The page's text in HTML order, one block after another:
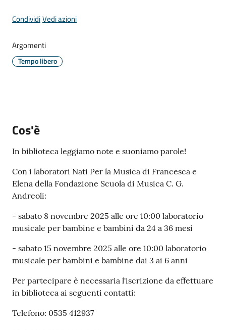
Periodico
Comune
Sportello
gli
argomenti...
Seguici
su
CondividiVedi azioni
Argomenti
Tempo libero
Cos'è
In biblioteca leggiamo note e suoniamo parole!
Con i laboratori Nati Per la Musica di Francesca e
Elena della Fondazione Scuola di Musica C. G.
Andreoli:
- sabato 8 novembre 2025 alle ore 10:00 laboratorio
musicale per bambine e bambini da 24 a 36 mesi
- sabato 15 novembre 2025 alle ore 10:00 laboratorio
musicale per bambini e bambine dai 3 ai 6 anni
Per partecipare è necessaria l'iscrizione da effettuare
in biblioteca ai seguenti contatti:
Telefono: 0535 412937